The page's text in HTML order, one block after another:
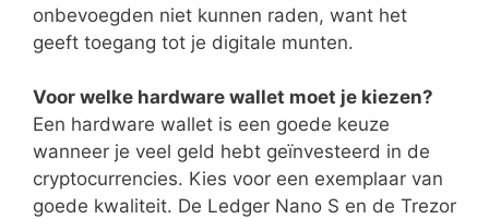
onbevoegden niet kunnen raden, want het
geeft toegang tot je digitale munten.
Voor welke hardware wallet moet je kiezen?
Een hardware wallet is een goede keuze
wanneer je veel geld hebt geïnvesteerd in de
cryptocurrencies. Kies voor een exemplaar van
goede kwaliteit. De Ledger Nano S en de Trezor